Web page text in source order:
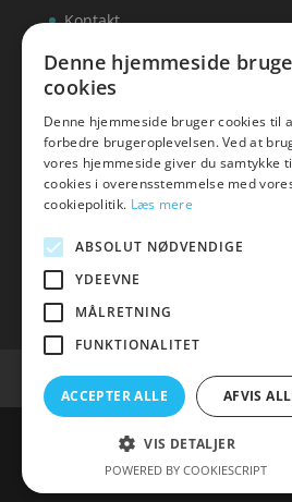
Kontakt
inks
Tlf: 7876 8672
Mail:info@inks.dk
Cookie- og privatlivspolitik
Denne hjemmeside samler
spændende varer. Siden er et
links kan være
Denne hjemmeside
cookies
Denne hjemmeside bruger cookies til
forbedre brugeroplevelsen. Ved at
vores hjemmeside giver du samtykke
cookies i overensstemmelse med
cookiepolitik. Læs mere
ABSOLUT NØDVENDIGE
YDEEVNE
MÅLRETNING
FUNKTIONALITET
ACCEPTER ALLE AFVIS
VIS DETALJER
POWERED BY COOKIESCRIPT